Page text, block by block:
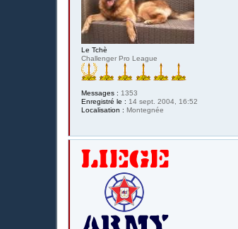
Le Tchè
Challenger Pro League
Messages : 1353
Enregistré le : 14 sept. 2004, 16:52
Localisation : Montegnée